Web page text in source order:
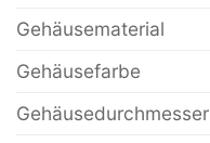
Gehäusematerial
Gehäusefarbe
Gehäusedurchmesser